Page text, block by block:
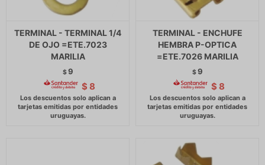
TERMINAL - TERMINAL 1/4
DE OJO =ETE.7023
MARILIA
$9
$ 8
TERMINAL - ENCHUFE
HEMBRA P-OPTICA
=ETE.7026 MARILIA
$9
$ 8